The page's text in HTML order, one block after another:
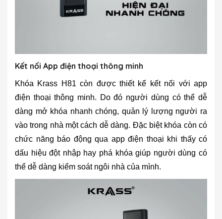
Kết nối App điện thoại thông minh
Khóa Krass H81 còn được thiết kế kết nối với app
điện thoại thông minh. Do đó người dùng có thể dễ
dàng mở khóa nhanh chóng, quản lý lượng người ra
vào trong nhà một cách dễ dàng. Đặc biệt khóa còn có
chức năng báo động qua app điện thoại khi thấy có
dấu hiệu đột nhập hay phá khóa giúp người dùng có
thể dễ dàng kiểm soát ngôi nhà của mình.